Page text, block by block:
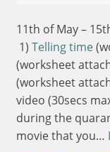
11th of May –
1) Telling time
(worksheet
(worksheet
video (30secs
during the
movie that you…